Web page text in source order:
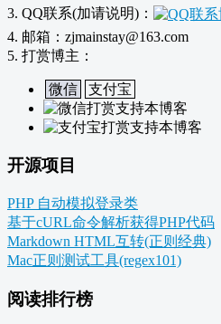
3. QQ联系(加请说明)：
4. 邮箱：zjmainstay@163.com
5. 打赏博主：
微信 支付宝
开源项目
PHP 自动模拟登录类
基于cURL命令解析获得PHP代码
Markdown HTML互转(正则经典)
Mac正则测试工具(regex101)
阅读排行榜